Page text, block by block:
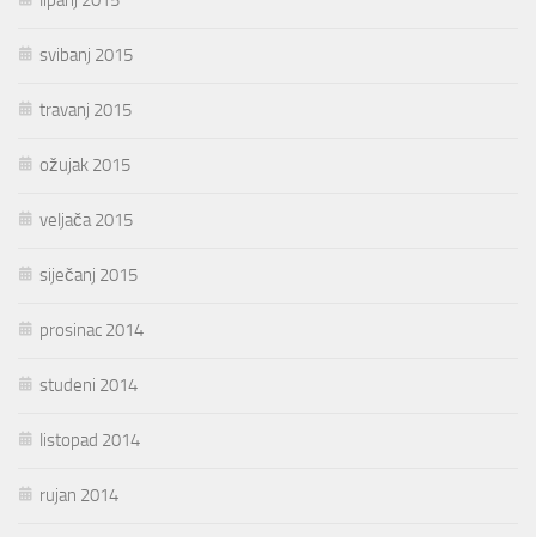
svibanj 2015
travanj 2015
ožujak 2015
veljača 2015
siječanj 2015
prosinac 2014
studeni 2014
listopad 2014
rujan 2014